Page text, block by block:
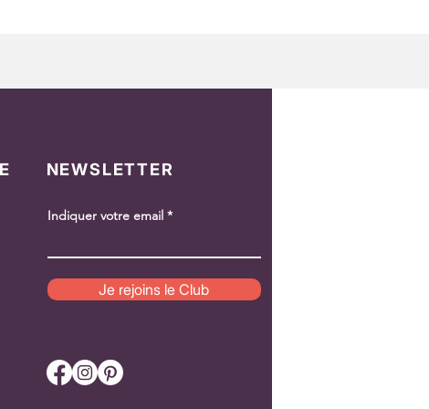
NEWSLETTER
Indiquer votre email
Je rejoins le Club